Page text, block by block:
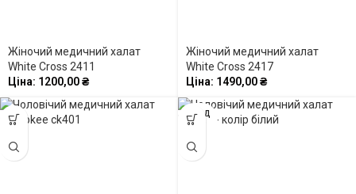
Жіночий медичний халат
White Cross 2411
Ціна: 1200,00₴
Жіночий медичний халат
White Cross 2417
Ціна: 1490,00₴
ПРОД
АНО